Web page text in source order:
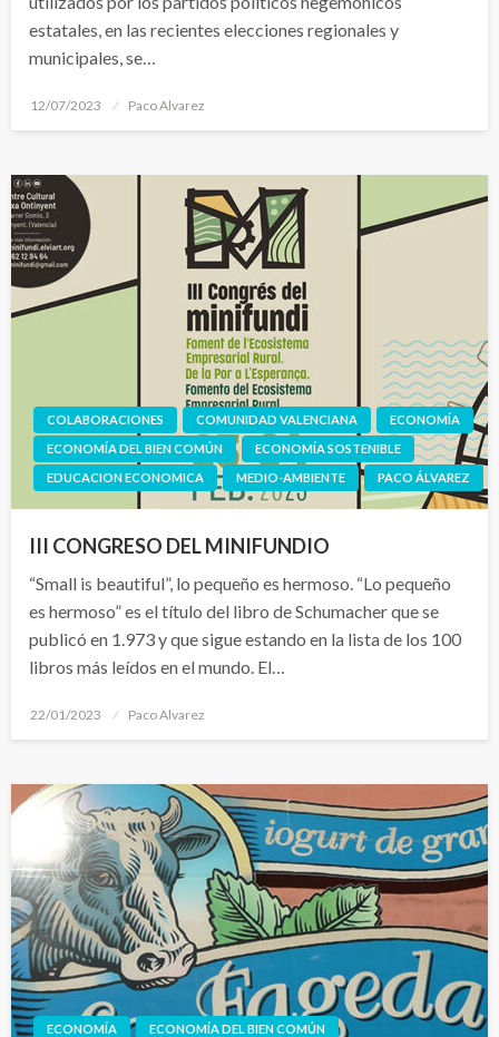
estatales, en las recientes elecciones regionales y
municipales, se…
Publicado
12/07/2023 Paco Alvarez
COLABORACIONES COMUNIDAD VALENCIANA
ECONOMÍA
ECONOMÍA DEL BIEN COMÚN
ECONOMÍA SOSTENIBLE
EDUCACION ECONOMICA
MEDIO-AMBIENTE PACO ÁLVAREZ
III CONGRESO DEL MINIFUNDIO
“Small is beautiful”, lo pequeño es hermoso. “Lo pequeño
es hermoso” es el título del libro de Schumacher que se
publicó en 1.973 y que sigue estando en la lista de los 100
libros más leídos en el mundo. El…
Publicado
22/01/2023 Paco Alvarez
ECONOMÍA
ECONOMÍA DEL BIEN COMÚN